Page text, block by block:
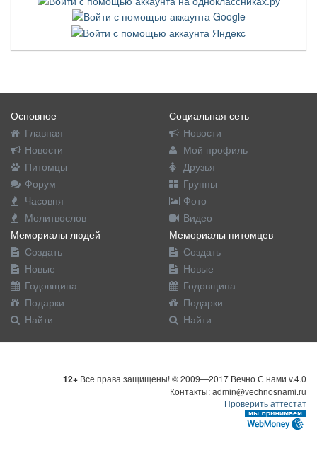
Основное
Главная
Новости
Питомцы
Форум
Часовня
Молитвослов
Социальная сеть
Новости
Мой профиль
Друзья
Группы
Фото
Видео
Мемориалы людей
Создать
Новые
Годовщина
Подарки
Найти
Мемориалы питомцев
Создать
Новые
Годовщина
Подарки
Найти
12+ Все права защищены! © 2009—2017 Вечно С нами v.4.0
Контакты: admin@vechnosnami.ru
Проверить аттестат